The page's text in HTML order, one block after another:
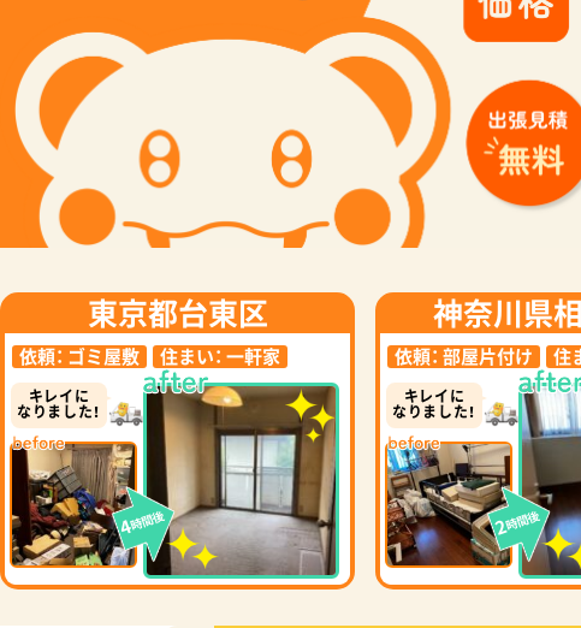
東京都台東区
依頼： ゴミ屋敷 住まい： 一軒家
キレイに
なりました！
4時間後
神奈川県
依頼： 部屋片付け 住
キレイに
なりました！
2時間後